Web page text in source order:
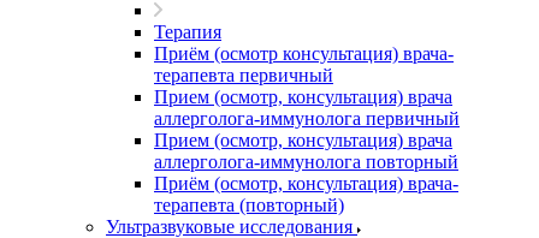
Терапия
Приём (осмотр консультация) врача-
терапевта первичный
Прием (осмотр, консультация) врача
аллерголога-иммунолога первичный
Прием (осмотр, консультация) врача
аллерголога-иммунолога повторный
Приём (осмотр, консультация) врача-
терапевта (повторный)
Ультразвуковые исследования